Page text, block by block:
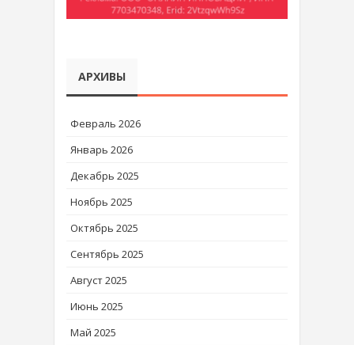
АРХИВЫ
Февраль 2026
Январь 2026
Декабрь 2025
Ноябрь 2025
Октябрь 2025
Сентябрь 2025
Август 2025
Июнь 2025
Май 2025